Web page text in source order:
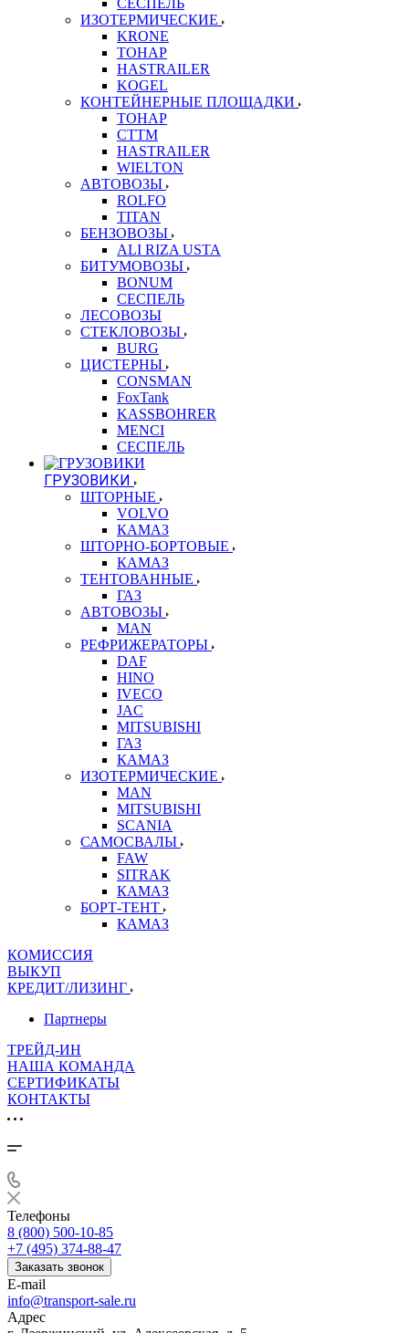
СЕСПЕЛЬ
ИЗОТЕРМИЧЕСКИЕ
KRONE
ТОНАР
HASTRAILER
KOGEL
КОНТЕЙНЕРНЫЕ ПЛОЩАДКИ
ТОНАР
CTTM
HASTRAILER
WIELTON
АВТОВОЗЫ
ROLFO
TITAN
БЕНЗОВОЗЫ
ALI RIZA USTA
БИТУМОВОЗЫ
BONUM
СЕСПЕЛЬ
ЛЕСОВОЗЫ
СТЕКЛОВОЗЫ
BURG
ЦИСТЕРНЫ
CONSMAN
FoxTank
KASSBOHRER
MENCI
СЕСПЕЛЬ
ГРУЗОВИКИ
ШТОРНЫЕ
VOLVO
КАМАЗ
ШТОРНО-БОРТОВЫЕ
КАМАЗ
ТЕНТОВАННЫЕ
ГАЗ
АВТОВОЗЫ
MAN
РЕФРИЖЕРАТОРЫ
DAF
HINO
IVECO
JAC
MITSUBISHI
ГАЗ
КАМАЗ
ИЗОТЕРМИЧЕСКИЕ
MAN
MITSUBISHI
SCANIA
САМОСВАЛЫ
FAW
SITRAK
КАМАЗ
БОРТ-ТЕНТ
КАМАЗ
КОМИССИЯ
ВЫКУП
КРЕДИТ/ЛИЗИНГ
Партнеры
ТРЕЙД-ИН
НАША КОМАНДА
СЕРТИФИКАТЫ
КОНТАКТЫ
Телефоны
8 (800) 500-10-85
+7 (495) 374-88-47
Заказать звонок
E-mail
info@transport-sale.ru
Адрес